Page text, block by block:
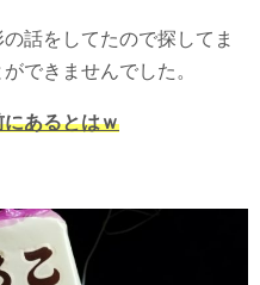
話をしてたので探してま
できませんでした。
あるとはｗ